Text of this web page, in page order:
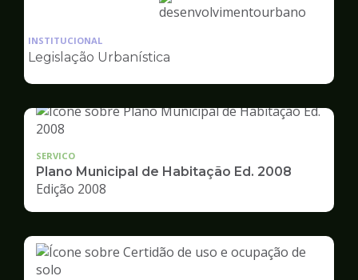
Ilustração
Desenvolvimento
Urbano
INSTITUCIONAL
Legislação Urbanística
SERVICO
Plano Municipal de Habitação Ed. 2008
Edição 2008